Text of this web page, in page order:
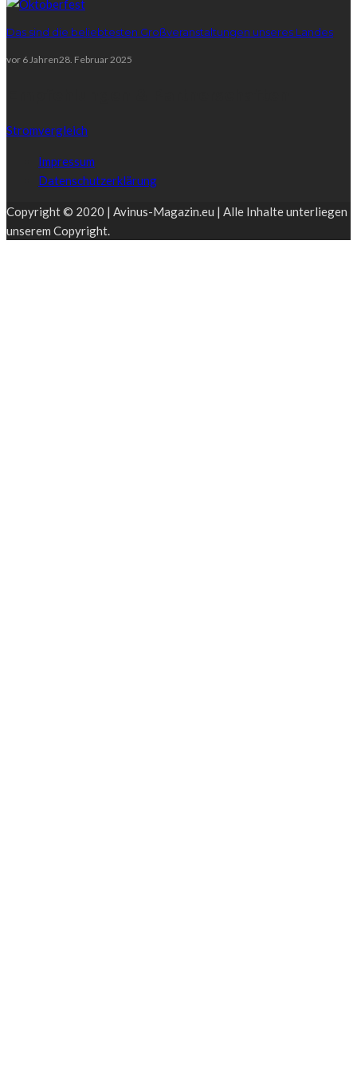
Das sind die beliebtesten Großveranstaltungen unseres Landes
vor 6 Jahren28. Februar 2025
Stromvergleich
Impressum
Datenschutzerklärung
Copyright © 2020 | Avinus-Magazin.eu | Alle Inhalte unterliegen
unserem Copyright.